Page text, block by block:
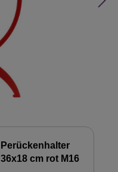
cm rot M16